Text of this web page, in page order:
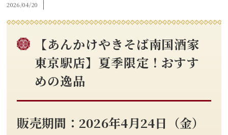
2026/04/20
【あんかけやきそば南国酒家
東京駅店】夏季限定！おすす
めの逸品
販売期間：2026年4月24日（金）